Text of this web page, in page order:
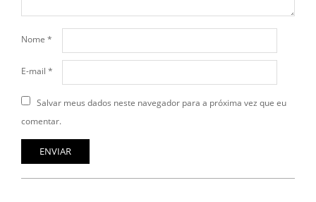
Nome *
E-mail *
Salvar meus dados neste navegador para a próxima vez que eu
comentar.